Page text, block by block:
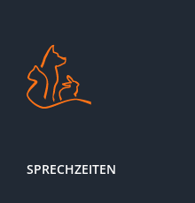
SPRECHZEITEN